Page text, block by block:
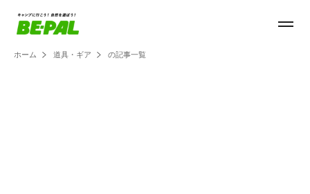
ホーム 道具・ギア の記事一覧